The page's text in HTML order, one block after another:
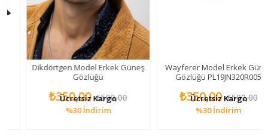
Dikdörtgen Model Erkek Güneş
Gözlüğü
₺350,00 ₺500,00
%30İndirim
Ücretsiz Kargo
Wayferer Model Erkek Güneş
Gözlüğü PL19JN320R005
₺350,00 ₺500,00
%30İndirim
Ücretsiz Kargo